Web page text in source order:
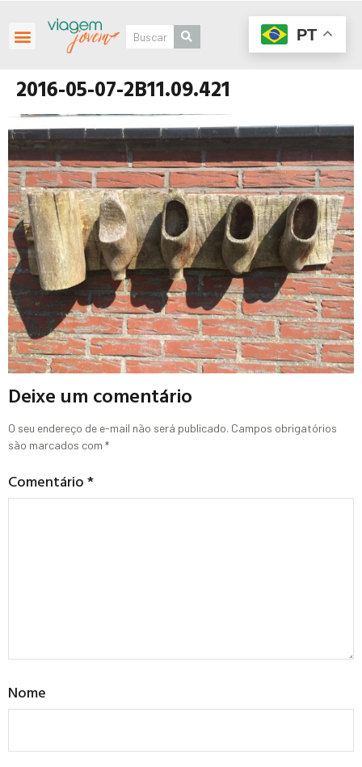
2016-05-07-2B11.09.421
Deixe um comentário
O seu endereço de e-mail não será publicado. Campos obrigatórios
são marcados com *
Comentário*
Nome
PT